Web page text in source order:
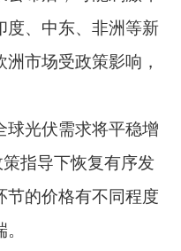
度、中东、非洲等新
市场受政策影响，
球光伏需求将平稳增
指导下恢复有序发
节的价格有不同程度